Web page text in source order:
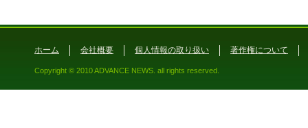
ホーム 会社概要 個人情報の取り扱い 著作権について
Copyright © 2010 ADVANCE NEWS. all rights reserved.